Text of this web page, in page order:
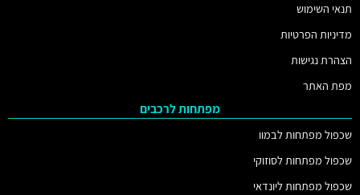
תנאי השימוש
מדיניות הפרטיות
הצהרת נגישות
מפת האתר
מפתחות לרכבים
שכפול מפתחות לבמוו
שכפול מפתחות לסוזוקי
שכפול מפתחות ליונדאי